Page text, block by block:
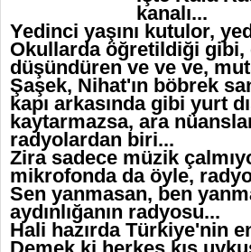
kanalı...
Yedinci yaşını kutulor,
Okullarda öğretildiği
düşündüren ve ve ve,
Şaşek, Nihat'ın böbrek
kapı arkasında gibi yurt
kaytarmazsa, ara
radyolardan biri...
Zira sadece müzik
mikrofonda da öyle,
Sen yanmasan, ben
aydınlığanın radyosu...
Hali hazırda Türkiye'nin